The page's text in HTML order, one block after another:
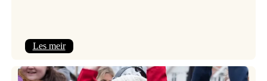
Les meir:
2026